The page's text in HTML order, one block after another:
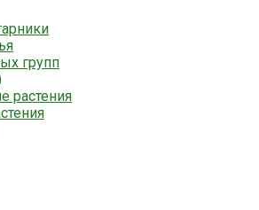
групп
растения